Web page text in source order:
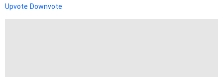
Upvote Downvote